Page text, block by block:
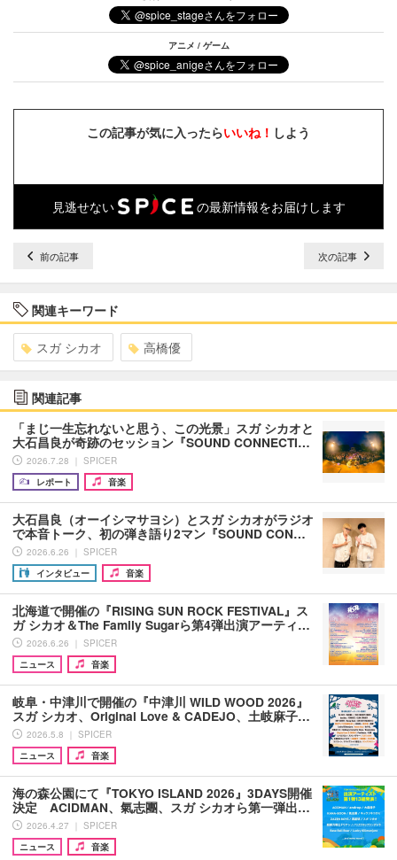
アニメ / ゲーム
この記事が気に入ったらいいね！ しよう
見逃せない の最新情報をお届けします
前の記事 次の記事
関連キーワード
スガ シカオ 高橋優
関連記事
「まじ一生忘れないと思う、この光景」スガ シカオと
大石昌良が奇跡のセッション『SOUND CONNECTI…
2026.7.28 ｜ SPICER
レポート
音楽
大石昌良（オーイシマサヨシ）とスガ シカオがラジオ
で本音トーク、初の弾き語り2マン『SOUND CON…
2026.6.26 ｜ SPICER
インタビュー
音楽
北海道で開催の『RISING SUN ROCK FESTIVAL』ス
ガ シカオ＆The Family Sugarら第4弾出演アーティ…
2026.6.26 ｜ SPICER
ニュース
音楽
岐阜・中津川で開催の『中津川 WILD WOOD 2026』
スガ シカオ、Original Love & CADEJO、土岐麻子…
2026.5.8 ｜ SPICER
ニュース
音楽
海の森公園にて『TOKYO ISLAND 2026』3DAYS開催
決定 ACIDMAN、氣志團、スガ シカオら第⼀弾出…
2026.4.27 ｜ SPICER
ニュース
音楽